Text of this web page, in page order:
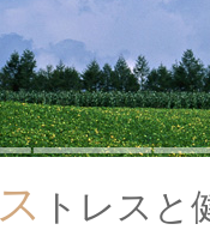
ス トレスと